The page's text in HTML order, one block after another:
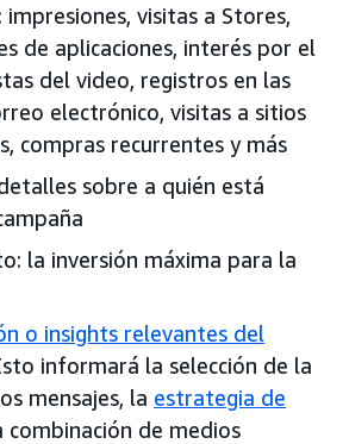
impresiones, visitas a Stores,
de aplicaciones, interés por el
del video, registros en las
electrónico, visitas a sitios
compras recurrentes y más
sobre a quién está
la inversión máxima para la
o insights relevantes del
informará la selección de la
mensajes, la estrategia de
combinación de medios